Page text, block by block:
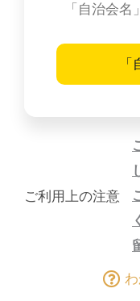
「自治会名
ご利用上の注意